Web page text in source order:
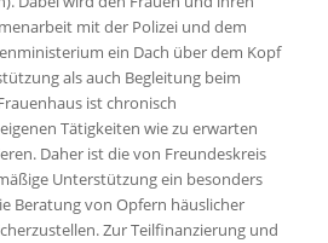
mit der Polizei und dem
ein Dach über dem Kopf
als auch Begleitung beim
ist chronisch
Tätigkeiten wie zu erwarten
Daher ist die von Freundeskreis
Unterstützung ein besonders
Beratung von Opfern häuslicher
Zur Teilfinanzierung und